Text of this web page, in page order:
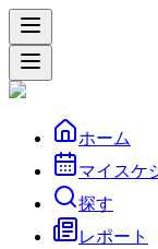
ホーム
マイスケ
探す
レポート